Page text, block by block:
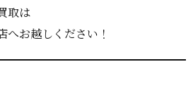
取は
へお越しください！